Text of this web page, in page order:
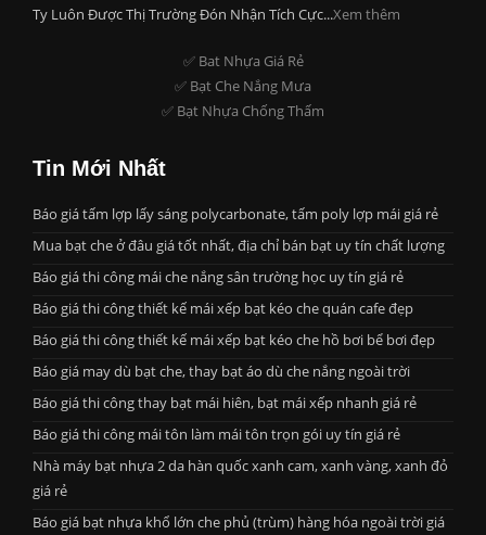
Ty Luôn Được Thị Trường Đón Nhận Tích Cực...Xem thêm
✅ Bat Nhựa Giá Rẻ
✅ Bạt Che Nắng Mưa
✅ Bạt Nhựa Chống Thấm
Tin Mới Nhất
Báo giá tấm lợp lấy sáng polycarbonate, tấm poly lợp mái giá rẻ
Mua bạt che ở đâu giá tốt nhất, địa chỉ bán bạt uy tín chất lượng
Báo giá thi công mái che nắng sân trường học uy tín giá rẻ
Báo giá thi công thiết kế mái xếp bạt kéo che quán cafe đẹp
Báo giá thi công thiết kế mái xếp bạt kéo che hồ bơi bể bơi đẹp
Báo giá may dù bạt che, thay bạt áo dù che nắng ngoài trời
Báo giá thi công thay bạt mái hiên, bạt mái xếp nhanh giá rẻ
Báo giá thi công mái tôn làm mái tôn trọn gói uy tín giá rẻ
Nhà máy bạt nhựa 2 da hàn quốc xanh cam, xanh vàng, xanh đỏ
giá rẻ
Báo giá bạt nhựa khổ lớn che phủ (trùm) hàng hóa ngoài trời giá